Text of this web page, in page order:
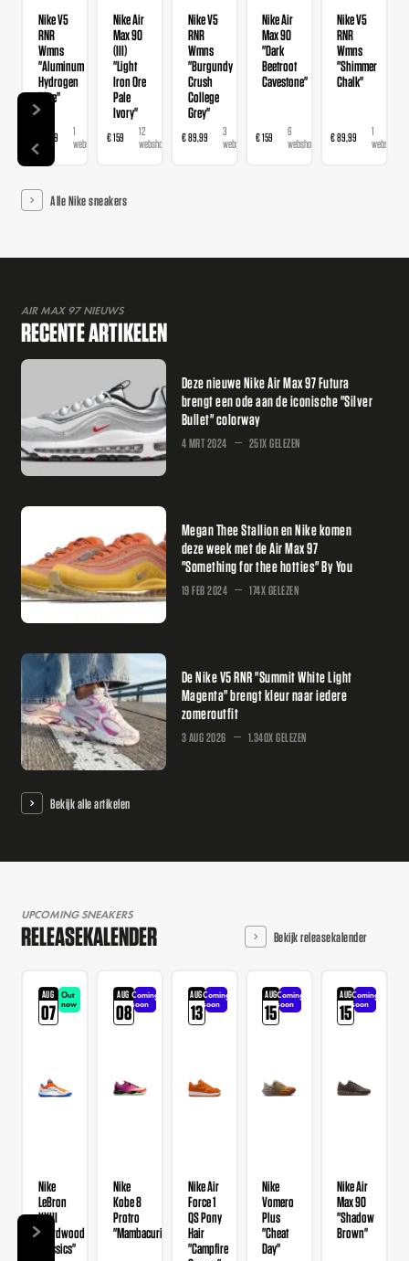
Nike V5
RNR
Wmns
"Aluminum
Hydrogen
Blue"
€ 89,99
1
webshop
Nike Air
Max 90
(III)
"Light
Iron Ore
Pale
Ivory"
€ 159
12
webshops
Nike V5
RNR
Wmns
"Burgundy
Crush
College
Grey"
€ 89,99
3
webshops
Nike Air
Max 90
"Dark
Beetroot
Cavestone"
€ 159
6
webshops
Nike V5
RNR
Wmns
"Shimmer
Chalk"
€ 89,99
1
webshop
Alle Nike sneakers
AIR MAX 97 NIEUWS
RECENTE ARTIKELEN
Deze nieuwe Nike Air Max 97 Futura
brengt een ode aan de iconische "Silver
Bullet" colorway
4 MRT 2024 251X GELEZEN
Megan Thee Stallion en Nike komen
deze week met de Air Max 97
"Something for thee hotties" By You
19 FEB 2024 174X GELEZEN
De Nike V5 RNR "Summit White Light
Magenta" brengt kleur naar iedere
zomeroutfit
3 AUG 2026 1.340X GELEZEN
Bekijk alle artikelen
UPCOMING SNEAKERS
RELEASEKALENDER Bekijk releasekalender
AUG
07
Out
now
Nike
LeBron
XXIII
"Hardwood
Classics"
AUG
08
Coming
soon
Nike
Kobe 8
Protro
"Mambacurial"
AUG
13
Coming
soon
Nike Air
Force 1
QS Pony
Hair
"Campfire
AUG
15
Coming
soon
Nike
Vomero
Plus
"Cheat
Day"
AUG
15
Coming
soon
Nike Air
Max 90
"Shadow
Brown"